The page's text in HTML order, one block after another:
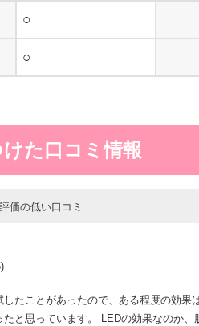
○
○
た口コミ情報
評価の低い口コミ
たことがあったので、ある程度の効果
と思っています。 LEDの効果なのか